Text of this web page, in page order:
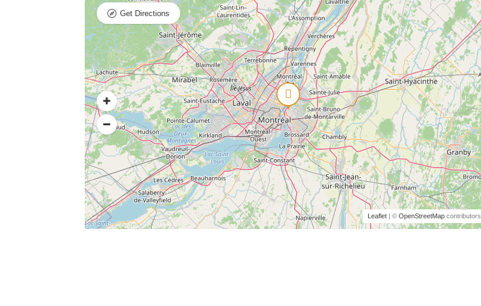
Leaflet| © OpenStreetMapcontributors
Get Directions